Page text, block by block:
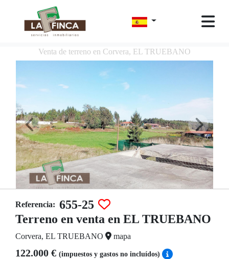
Venta de terreno en Corvera, EL TRUEBANO
Referencia: 655-25
Terreno en venta en EL TRUEBANO
Corvera, EL TRUEBANO mapa
122.000 € (impuestos y gastos no incluídos)